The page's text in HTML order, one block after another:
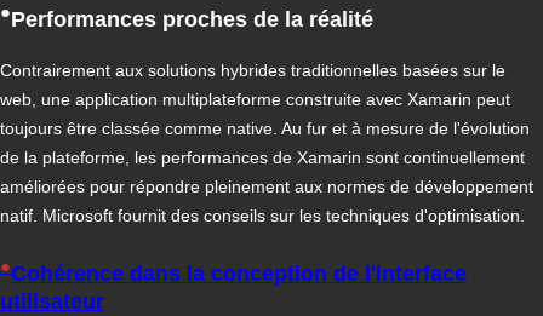
●Performances proches de la réalité
Contrairement aux solutions hybrides traditionnelles basées sur le
web, une application multiplateforme construite avec Xamarin peut
toujours être classée comme native. Au fur et à mesure de l'évolution
de la plateforme, les performances de Xamarin sont continuellement
améliorées pour répondre pleinement aux normes de développement
natif. Microsoft fournit des conseils sur les techniques d'optimisation.
●Cohérence dans la conception de l'interface
utilisateur